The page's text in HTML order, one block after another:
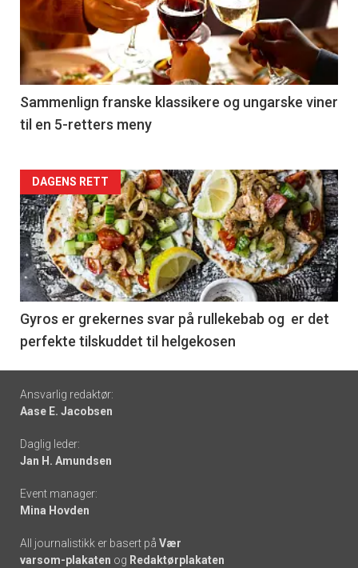
nå
-
5
Sammenlign franske klassikere og ungarske viner
til en 5-retters meny
Forsiden
akkurat
nå
-
6
DAGENS RETT
Gyros er grekernes svar på rullekebab og er det
perfekte tilskuddet til helgekosen
Footer
-
links
Ansvarlig redaktør:
Aase E. Jacobsen
Daglig leder:
Jan H. Amundsen
Event manager:
Mina Hovden
All journalistikk er basert på Vær
varsom-plakaten og Redaktørplakaten